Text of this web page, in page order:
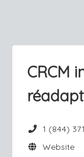
CRCM
1 (844)
Website